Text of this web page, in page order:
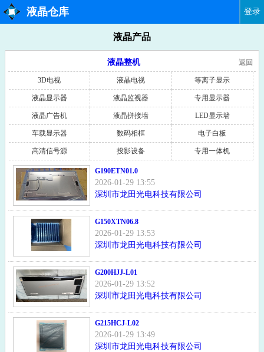
液晶仓库 登录
液晶产品
液晶整机 返回
3D电视 液晶电视 等离子显示
液晶显示器 液晶监视器 专用显示器
液晶广告机 液晶拼接墙 LED显示墙
车载显示器 数码相框 电子白板
高清信号源 投影设备 专用一体机
G190ETN01.0
2026-01-29 13:55
深圳市龙田光电科技有限公司
G150XTN06.8
2026-01-29 13:53
深圳市龙田光电科技有限公司
G200HJJ-L01
2026-01-29 13:52
深圳市龙田光电科技有限公司
G215HCJ-L02
2026-01-29 13:49
深圳市龙田光电科技有限公司